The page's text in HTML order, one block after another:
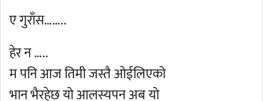
ए गुराँस……..
हेर न …..
म पनि आज तिमी जस्तै ओईलिएको
भान भैरहेछ यो आलस्यपन अब यो